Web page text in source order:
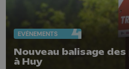
EVÈNEMENTS
Nouveau balisage
à Huy